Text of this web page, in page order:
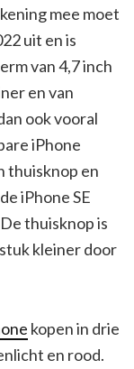
mee moet
uit en is
van 4,7 inch
en van
ook vooral
iPhone
thuisknop en
iPhone SE
thuisknop is
kleiner door
kopen in drie
en rood.